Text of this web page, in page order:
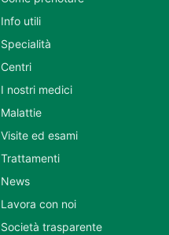
Info utili
Specialità
Centri
I nostri medici
Malattie
Visite ed esami
Trattamenti
News
Lavora con noi
Società trasparente